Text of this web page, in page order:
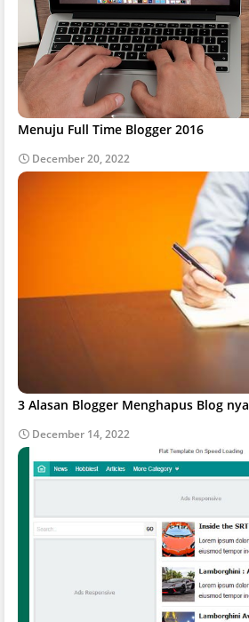
Menuju Full Time Blogger 2016
December 20, 2022
3 Alasan Blogger Menghapus Blog nya
December 14, 2022